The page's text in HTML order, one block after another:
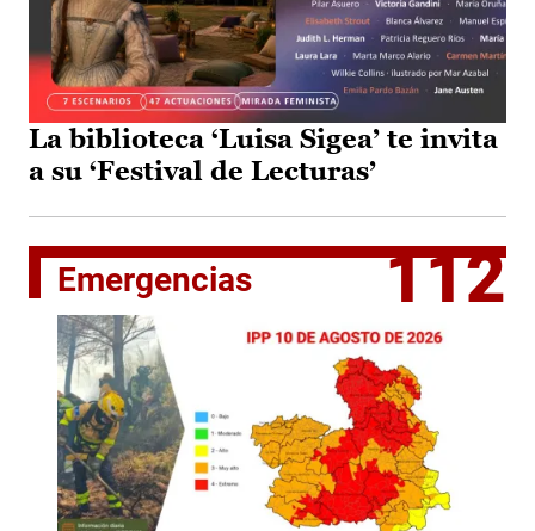
La biblioteca ‘Luisa Sigea’ te invita
a su ‘Festival de Lecturas’
Emergencias 112